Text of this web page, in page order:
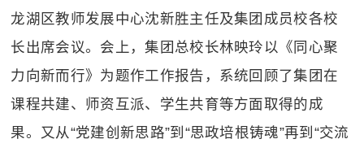
龙湖区教师发展中心沈新胜主任及集团成员校各校
长出席会议。会上，集团总校长林映玲以《同心聚
力向新而行》为题作工作报告，系统回顾了集团在
课程共建、师资互派、学生共育等方面取得的成
果。又从“党建创新思路”到“思政培根铸魂”再到“交流